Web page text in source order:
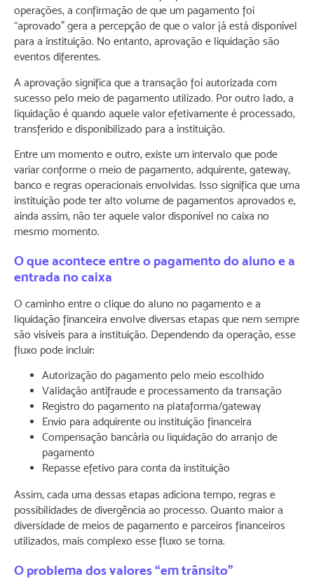
operações, a confirmação de que um pagamento foi
“aprovado” gera a percepção de que o valor já está disponível
para a instituição. No entanto, aprovação e liquidação são
eventos diferentes.
A aprovação significa que a transação foi autorizada com
sucesso pelo meio de pagamento utilizado. Por outro lado, a
liquidação é quando aquele valor efetivamente é processado,
transferido e disponibilizado para a instituição.
Entre um momento e outro, existe um intervalo que pode
variar conforme o meio de pagamento, adquirente, gateway,
banco e regras operacionais envolvidas. Isso significa que uma
instituição pode ter alto volume de pagamentos aprovados e,
ainda assim, não ter aquele valor disponível no caixa no
mesmo momento.
O que acontece entre o pagamento do aluno e a
entrada no caixa
O caminho entre o clique do aluno no pagamento e a
liquidação financeira envolve diversas etapas que nem sempre
são visíveis para a instituição. Dependendo da operação, esse
fluxo pode incluir:
Autorização do pagamento pelo meio escolhido
Validação antifraude e processamento da transação
Registro do pagamento na plataforma/gateway
Envio para adquirente ou instituição financeira
Compensação bancária ou liquidação do arranjo de
pagamento
Repasse efetivo para conta da instituição
Assim, cada uma dessas etapas adiciona tempo, regras e
possibilidades de divergência ao processo. Quanto maior a
diversidade de meios de pagamento e parceiros financeiros
utilizados, mais complexo esse fluxo se torna.
O problema dos valores “em trânsito”